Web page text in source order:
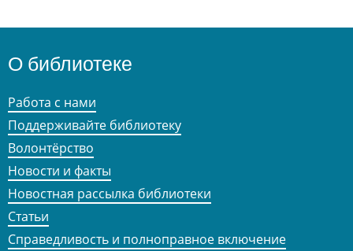
О библиотеке
Работа с нами
Поддерживайте библиотеку
Волонтёрство
Новости и факты
Новостная рассылка библиотеки
Статьи
Справедливость и полноправное включение